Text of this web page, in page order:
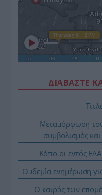
ΔΙΑΒΑΣΤΕ
Μεταμόρφωση
συμβολισμός
Κάποιοι εντός
Ουδεμία ενημέρωση
Ο καιρός των